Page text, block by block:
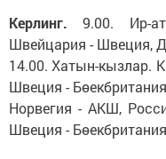
Керлинг. 9.00. Ир-
Швейцария - Швеция,
14.00. Хатын-кызлар.
Швеция -
Норвегия - АКШ,
Швеция -